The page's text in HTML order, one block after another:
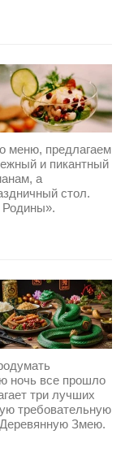
меню, предлагаем
и пикантный
а
стол.
Родины».
ночь все прошло
три лучших
требовательную
Змею.